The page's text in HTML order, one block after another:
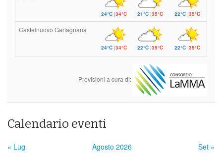
24°C|34°C 21°C|35°C 22°C |35°C
Castelnuovo Garfagnana
24°C|34°C 22°C|35°C 22°C |35°C
Previsioni a cura di:
Calendario eventi
« Lug Agosto 2026
Set »